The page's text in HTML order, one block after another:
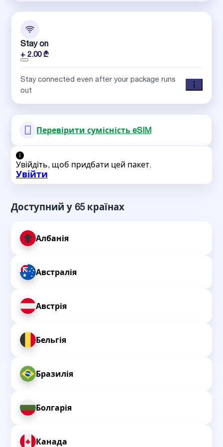
Stay on
+ 2.00 ₾
Stay connected even after your package runs
out
Перевірити сумісність eSIM
Увійдіть, щоб придбати цей пакет.
Увійти
Доступний у 65 країнах
Албанія
Австралія
Австрія
Бельгія
Бразилія
Болгарія
Канада